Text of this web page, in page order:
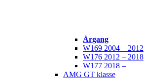
Årgang
W169 2004 – 2012
W176 2012 – 2018
W177 2018 –
AMG GT klasse